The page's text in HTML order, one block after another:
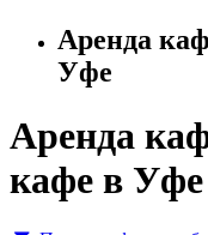
Аренда
Уфе
Аренда
кафе в Уфе